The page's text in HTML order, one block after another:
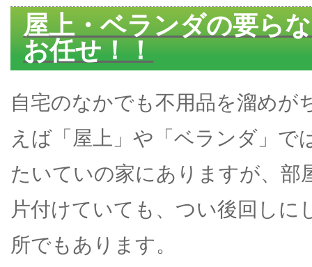
屋上・ベランダの要ら
お任せ！！
自宅のなかでも不用品を溜めが
えば「屋上」や「ベランダ」で
たいていの家にありますが、部
片付けていても、つい後回しに
所でもあります。